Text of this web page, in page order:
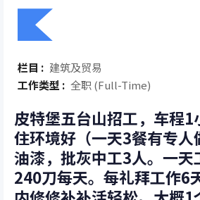
栏目 : 建筑及贸易
工作类型 : 全职 (Full-Time)
皮特堡五台山招工，车程1
住环境好（一天3餐有专人
油漆，批灰中工3人。一天
240刀每天。每礼拜工作6